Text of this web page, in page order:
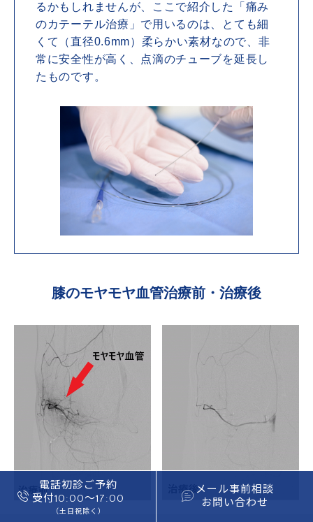
るかもしれませんが、ここで紹介した「痛み
のカテーテル治療」で用いるのは、とても細
くて（直径0.6mm）柔らかい素材なので、非
常に安全性が高く、点滴のチューブを延長し
たものです。
膝のモヤモヤ血管治療前・治療後
電話初診ご予約
受付10:00〜17:00
（土日祝除く）
メール事前相談
お問い合わせ